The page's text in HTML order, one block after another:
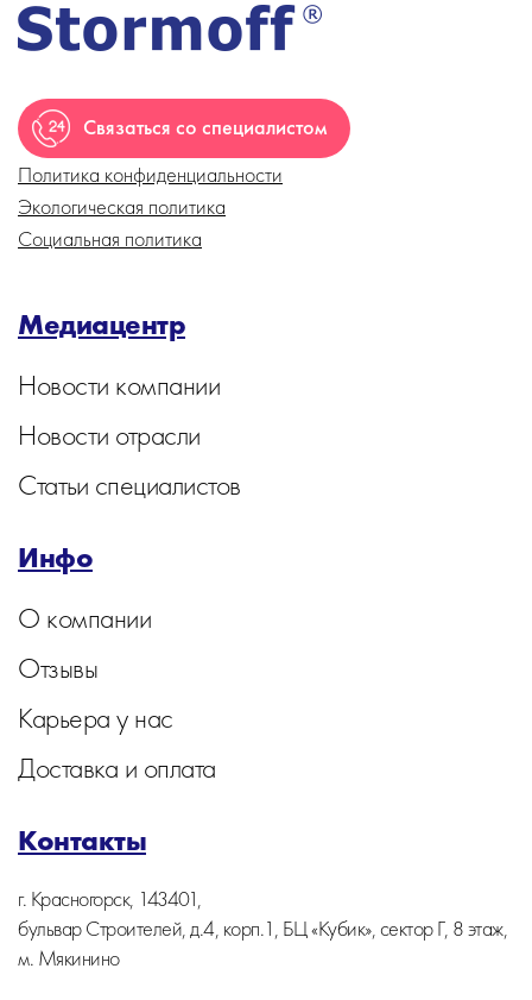
Связаться со специалистом
Политика конфиденциальности
Экологическая политика
Социальная политика
Медиацентр
Новости компании
Новости отрасли
Статьи специалистов
Инфо
О компании
Отзывы
Карьера у нас
Доставка и оплата
Контакты
г. Красногорск, 143401,
бульвар Строителей, д.4, корп.1, БЦ «Кубик», сектор Г, 8 этаж,
м. Мякинино